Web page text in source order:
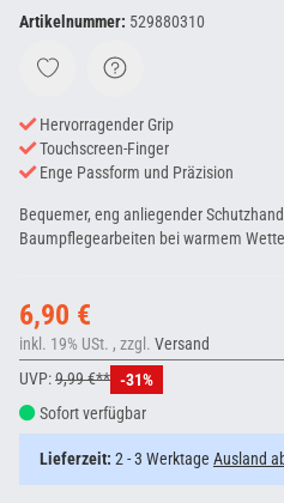
Artikelnummer: 529880310
Hervorragender Grip
Touchscreen-Finger
Enge Passform und Präzision
Bequemer, eng anliegender
Baumpflegearbeiten bei warmem
6,90 €
inkl. 19% USt. , zzgl. Versand
UVP:9,99 €** -31%
Sofort verfügbar
Lieferzeit: 2 - 3 Werktage Ausland